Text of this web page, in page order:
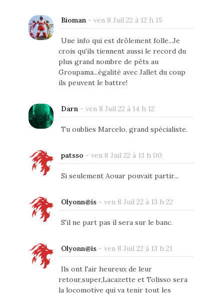
Bioman - ven 8 Juil 22 à 12 h 15
Une info qui est drôlement folle...Je
crois qu'ils tiennent aussi le record du
plus grand nombre de pêts au
Groupama...égalité avec Jallet du coup
ils peuvent le battre!
Darn - ven 8 Juil 22 à 14 h 12
Tu oublies Marcelo, grand spécialiste.
patsso - ven 8 Juil 22 à 13 h 00
Si seulement Aouar pouvait partir...
Olyonn@is- ven 8 Juil 22 à 13 h 22
S'il ne part pas il sera sur le banc.
Olyonn@is- ven 8 Juil 22 à 13 h 21
Ils ont l'air heureux de leur
retour,super,Lacazette et Tolisso sera
la locomotive qui va tenir tout les